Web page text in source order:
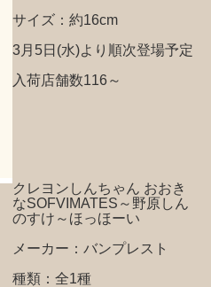
サイズ：約16cm
3月5日(水)より順次登場予定
入荷店舗数116～
クレヨンしんちゃん おおき
なSOFVIMATES～野原しん
のすけ～ほっほーい
メーカー：バンプレスト
種類：全1種